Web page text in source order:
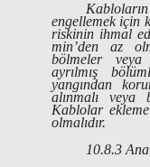
engellemek için
riskinin ihmal
min’den az
bölmeler veya
ayrılmış
yangından
alınmalı veya
Kablolar
olmalıdır.
10.8.3